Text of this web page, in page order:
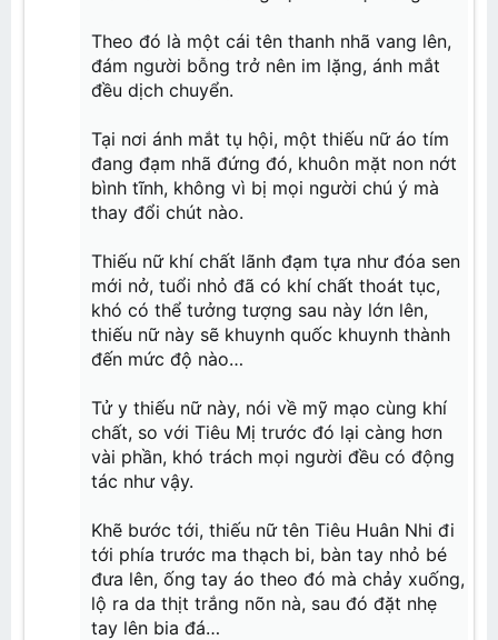
Theo đó là một cái tên thanh nhã vang lên,
đám người bỗng trở nên im lặng, ánh mắt
đều dịch chuyển.
Tại nơi ánh mắt tụ hội, một thiếu nữ áo tím
đang đạm nhã đứng đó, khuôn mặt non nớt
bình tĩnh, không vì bị mọi người chú ý mà
thay đổi chút nào.
Thiếu nữ khí chất lãnh đạm tựa như đóa sen
mới nở, tuổi nhỏ đã có khí chất thoát tục,
khó có thể tưởng tượng sau này lớn lên,
thiếu nữ này sẽ khuynh quốc khuynh thành
đến mức độ nào…
Tử y thiếu nữ này, nói về mỹ mạo cùng khí
chất, so với Tiêu Mị trước đó lại càng hơn
vài phần, khó trách mọi người đều có động
tác như vậy.
Khẽ bước tới, thiếu nữ tên Tiêu Huân Nhi đi
tới phía trước ma thạch bi, bàn tay nhỏ bé
đưa lên, ống tay áo theo đó mà chảy xuống,
lộ ra da thịt trắng nõn nà, sau đó đặt nhẹ
tay lên bia đá…